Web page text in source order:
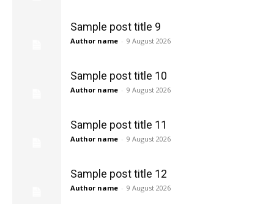
Sample post title 9
Author name - 9 August 2026
Sample post title 10
Author name - 9 August 2026
Sample post title 11
Author name - 9 August 2026
Sample post title 12
Author name - 9 August 2026